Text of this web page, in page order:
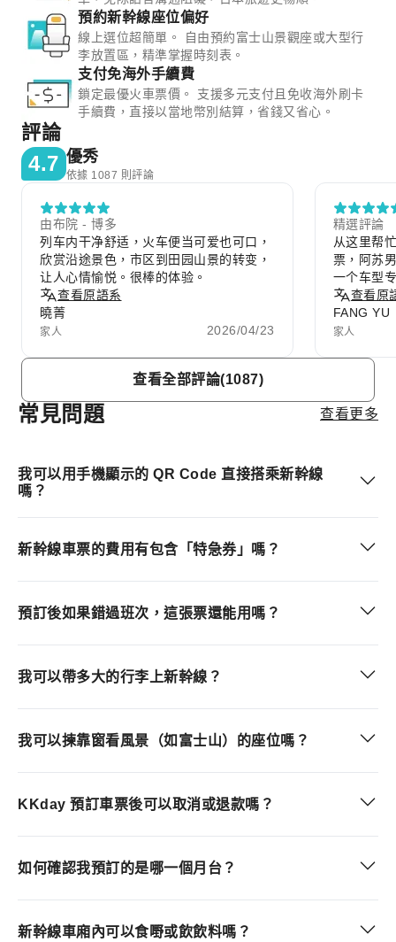
預約新幹線座位偏好
線上選位超簡單。 自由預約富士山景觀座或大型行
李放置區，精準掌握時刻表。
支付免海外手續費
鎖定最優火車票價。 支援多元支付且免收海外刷卡
手續費，直接以當地幣別結算，省錢又省心。
評論
4.7 優秀
依據 1087 則評論
由布院 - 博多
列车内干净舒适，火车便当可爱也可口，
欣赏沿途景色，市区到田园山景的转变，
让人心情愉悦。很棒的体验。
查看原語系
曉菁
家人 2026/04/23
精選評論
从这里帮
票，阿苏
一个车型
爱，有一
查看原
FANG YU
家人
Item
查看全部評論(1087)
常見問題 查看更多
我可以用手機顯示的 QR Code 直接搭乘新幹線
嗎？
新幹線車票的費用有包含「特急券」嗎？
預訂後如果錯過班次，這張票還能用嗎？
我可以帶多大的行李上新幹線？
我可以揀靠窗看風景（如富士山）的座位嗎？
KKday 預訂車票後可以取消或退款嗎？
如何確認我預訂的是哪一個月台？
新幹線車廂內可以食嘢或飲飲料嗎？